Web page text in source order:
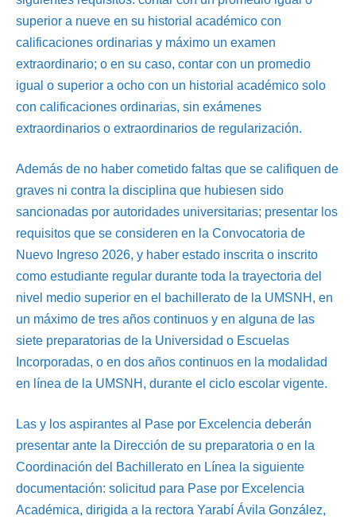
superior a nueve en su historial académico con
calificaciones ordinarias y máximo un examen
extraordinario; o en su caso, contar con un promedio
igual o superior a ocho con un historial académico solo
con calificaciones ordinarias, sin exámenes
extraordinarios o extraordinarios de regularización.
Además de no haber cometido faltas que se califiquen de
graves ni contra la disciplina que hubiesen sido
sancionadas por autoridades universitarias; presentar los
requisitos que se consideren en la Convocatoria de
Nuevo Ingreso 2026, y haber estado inscrita o inscrito
como estudiante regular durante toda la trayectoria del
nivel medio superior en el bachillerato de la UMSNH, en
un máximo de tres años continuos y en alguna de las
siete preparatorias de la Universidad o Escuelas
Incorporadas, o en dos años continuos en la modalidad
en línea de la UMSNH, durante el ciclo escolar vigente.
Las y los aspirantes al Pase por Excelencia deberán
presentar ante la Dirección de su preparatoria o en la
Coordinación del Bachillerato en Línea la siguiente
documentación: solicitud para Pase por Excelencia
Académica, dirigida a la rectora Yarabí Ávila González,